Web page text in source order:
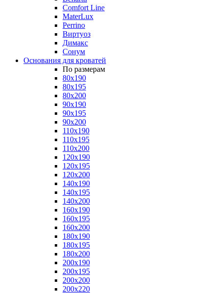
Comfort Line
MaterLux
Perrino
Виртуоз
Димакс
Сонум
Основания для кроватей
По размерам
80x190
80x195
80x200
90x190
90x195
90x200
110x190
110x195
110x200
120x190
120x195
120x200
140x190
140x195
140x200
160x190
160x195
160x200
180x190
180x195
180x200
200x190
200x195
200x200
200x220